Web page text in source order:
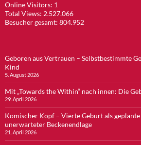
Online Visitors: 1
Total Views: 2.527.066
Besucher gesamt: 804.952
Geboren aus Vertrauen – Selbstbestimmte
Kind
5. August 2026
Mit „Towards the Within“ nach innen: Die
29. April 2026
Komischer Kopf – Vierte Geburt als
unerwarteter Beckenendlage
21. April 2026